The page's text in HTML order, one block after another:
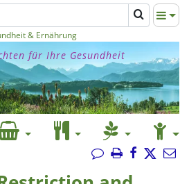
& Ernährung
für Ihre Gesundheit